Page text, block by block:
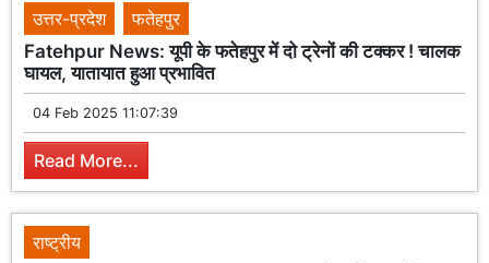
उत्तर-प्रदेश
फतेहपुर
Fatehpur News: यूपी के फतेहपुर में दो ट्रेनों की टक्कर ! चालक
घायल, यातायात हुआ प्रभावित
04 Feb 2025 11:07:39
Read More...
राष्ट्रीय